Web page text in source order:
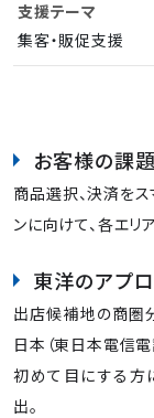
支援テーマ
集客・販促支援
お客様の課題
商品選択、決済をス
ンに向けて、各エリ
東洋のアプ
出店候補地の商圏
日本（東日本電信
初めて目にする方
出。